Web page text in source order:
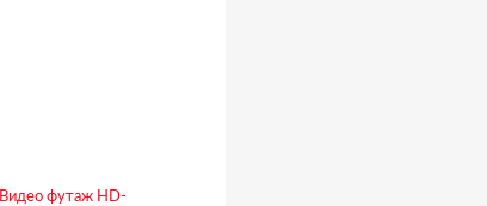
Видео футаж HD-